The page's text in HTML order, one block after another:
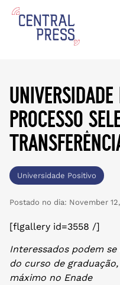
processo
Universidade Positivo
Postado no dia: November
[flgallery id=3558 /]
Interessados podem se
do curso de
máximo no Enade